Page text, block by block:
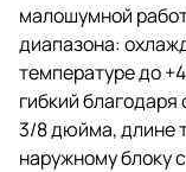
малошумной
диапазона:
температуре до
гибкий
3/8 дюйма, длине
наружному блоку